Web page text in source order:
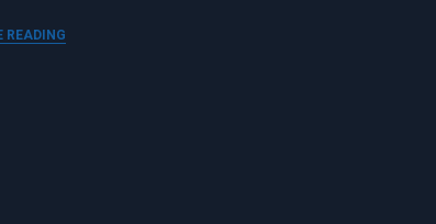
READING